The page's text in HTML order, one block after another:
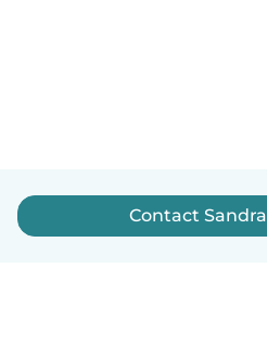
Contact Sandra